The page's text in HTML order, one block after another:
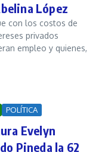
López
con los costos de
privados
empleo y quienes,
POLÍTICA
Evelyn
Pineda la 62